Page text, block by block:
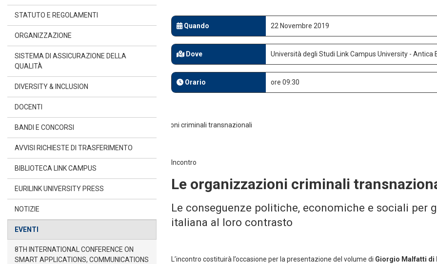
STATUTO E REGOLAMENTI
ORGANIZZAZIONE
SISTEMA DI ASSICURAZIONE DELLA
QUALITÀ
DIVERSITY & INCLUSION
DOCENTI
BANDI E CONCORSI
AVVISI RICHIESTE DI TRASFERIMENTO
BIBLIOTECA LINK CAMPUS
EURILINK UNIVERSITY PRESS
NOTIZIE
EVENTI
8TH INTERNATIONAL CONFERENCE ON
SMART APPLICATIONS, COMMUNICATIONS
Quando 22 Novembre 2019
Dove Università degli Studi Link Campus University - Antica
Orario ore 09:30
Incontro
Le organizzazioni criminali
Le conseguenze politiche, economiche e sociali per
italiana al loro contrasto
L’incontro costituirà l’occasione per la presentazione del volume di Giorgio Malfatti di